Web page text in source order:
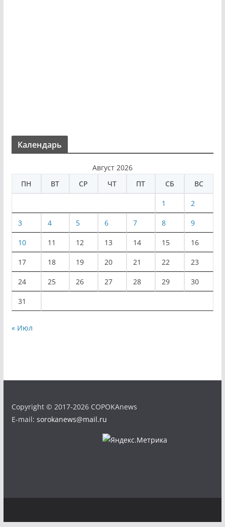
Календарь
Август 2026
ПН
ВТ СР ЧТ ПТ СБ ВС
1 2
3 4 5 6 7 8 9
10 11 12 13 14 15 16
17 18 19 20 21 22 23
24 25 26 27 28 29 30
31
« Июл
Copyright © 2017-2026 COPOKAnews
E-mail: sorokanews@mail.ru